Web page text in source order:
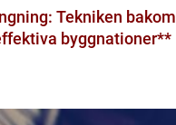
Tekniken bakom
byggnationer**